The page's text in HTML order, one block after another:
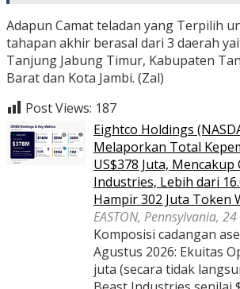
Adapun Camat teladan yang Terpilih
tahapan akhir berasal dari 3 daerah
Tanjung Jabung Timur, Kabupaten
Barat dan Kota Jambi. (Zal)
Post Views: 187
Eightco Holdings
Melaporkan Total
US$378 Juta,
Industries, Lebih dari
Hampir 302 Juta Token
EASTON, Pennsylvania,
Komposisi cadangan
Agustus 2026: Ekuitas
juta (secara tidak